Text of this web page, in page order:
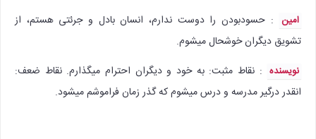
امین : حسودبودن را دوست ندارم، انسان بادل و جرئتی هستم، از
تشویق دیگران خوشحال میشوم.
نویسنده : نقاط مثبت: به خود و دیگران احترام میگذارم. نقاط ضعف:
انقدر درگیر مدرسه و درس میشوم که گذر زمان فراموشم میشود.